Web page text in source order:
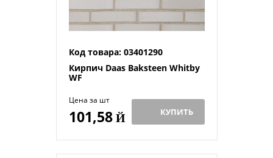
Код товара: 03401290
Кирпич Daas Baksteen Whitby
WF
Цена за шт
101,58Й КУПИТЬ